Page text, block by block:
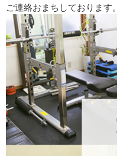
ご連絡おまちしております。